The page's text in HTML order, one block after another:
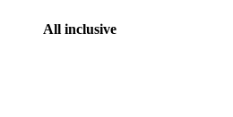
All inclusive